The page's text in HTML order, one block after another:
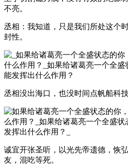
不亮。
丞相：我知道，只是我们所处这个
封性。
丞相没出海口，也没时间点帆船科
诚宜开张圣听，以光先帝遗德，恢
友，混吃等死。